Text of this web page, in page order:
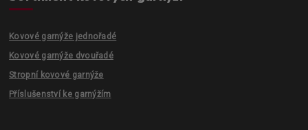
Kovové garnýže jednořadé
Kovové garnýže dvouřadé
Stropní kovové garnýže
Příslušenství ke garnýžím